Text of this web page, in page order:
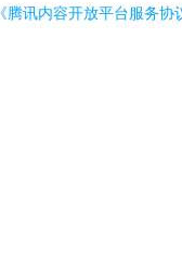
《腾讯内容开放平台服务协